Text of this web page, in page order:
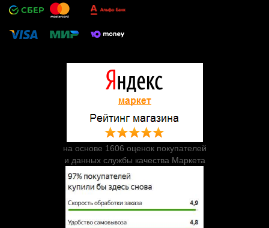
на основе 1606 оценок покупателей
и данных службы качества Маркета